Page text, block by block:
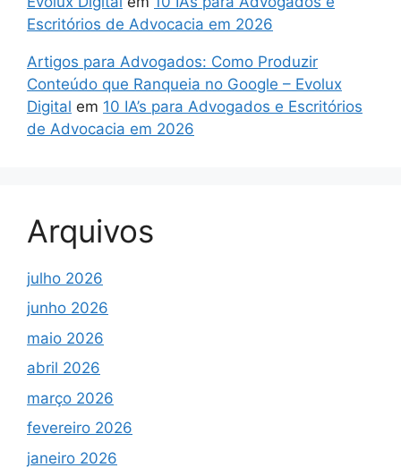
Escritórios de Advocacia em 2026
Artigos para Advogados: Como Produzir
Conteúdo que Ranqueia no Google – Evolux
Digital em 10 IA’s para Advogados e Escritórios
de Advocacia em 2026
Arquivos
julho 2026
junho 2026
maio 2026
abril 2026
março 2026
fevereiro 2026
janeiro 2026